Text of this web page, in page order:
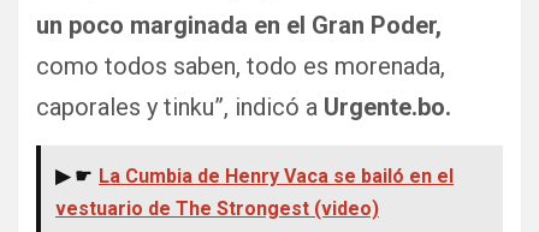
un poco marginada en el Gran Poder,
como todos saben, todo es morenada,
caporales y tinku”, indicó a Urgente.bo.
▶ ☛ La Cumbia de Henry Vaca se bailó en el
vestuario de The Strongest (video)